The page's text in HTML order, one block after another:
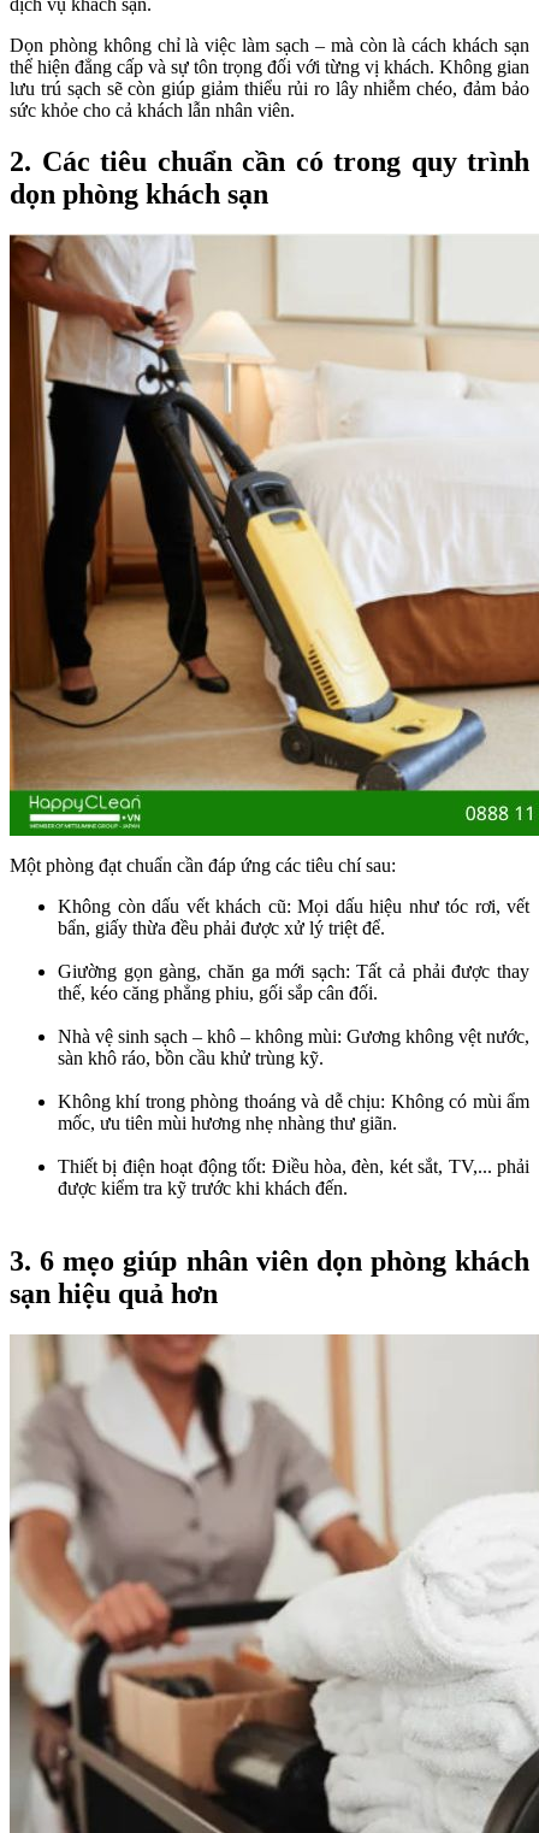
Dọn phòng không chỉ là việc làm sạch – mà còn là cách khách sạn
thể hiện đẳng cấp và sự tôn trọng đối với từng vị khách. Không gian
lưu trú sạch sẽ còn giúp giảm thiểu rủi ro lây nhiễm chéo, đảm bảo
sức khỏe cho cả khách lẫn nhân viên.
2. Các tiêu chuẩn cần có trong quy trình
dọn phòng khách sạn
Một phòng đạt chuẩn cần đáp ứng các tiêu chí sau:
Không còn dấu vết khách cũ: Mọi dấu hiệu như tóc rơi, vết
bẩn, giấy thừa đều phải được xử lý triệt để.
Giường gọn gàng, chăn ga mới sạch: Tất cả phải được thay
thế, kéo căng phẳng phiu, gối sắp cân đối.
Nhà vệ sinh sạch – khô – không mùi: Gương không vệt nước,
sàn khô ráo, bồn cầu khử trùng kỹ.
Không khí trong phòng thoáng và dễ chịu: Không có mùi ẩm
mốc, ưu tiên mùi hương nhẹ nhàng thư giãn.
Thiết bị điện hoạt động tốt: Điều hòa, đèn, két sắt, TV,... phải
được kiểm tra kỹ trước khi khách đến.
3. 6 mẹo giúp nhân viên dọn phòng khách
sạn hiệu quả hơn